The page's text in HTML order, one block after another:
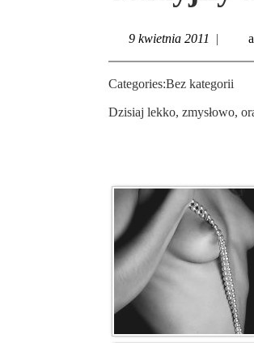
9 kwietnia 2011 |
Categories:Bez kategorii
Dzisiaj lekko, zmysłowo,